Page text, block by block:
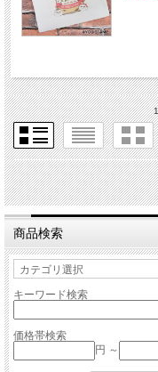
商品検索
キーワード検索
価格帯検索
円 ～